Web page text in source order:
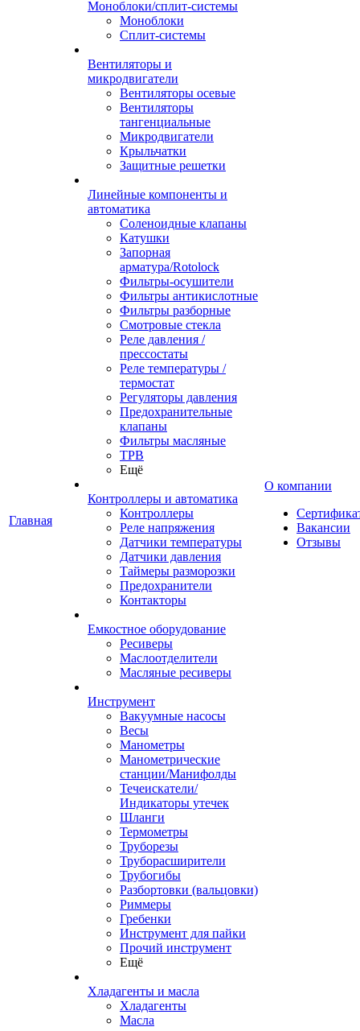
Главная
Моноблоки/сплит-системы
Моноблоки
Сплит-системы
Вентиляторы и
микродвигатели
Вентиляторы осевые
Вентиляторы
тангенциальные
Микродвигатели
Крыльчатки
Защитные решетки
Линейные компоненты и
автоматика
Соленоидные клапаны
Катушки
Запорная
арматура/Rotolock
Фильтры-осушители
Фильтры антикислотные
Фильтры разборные
Смотровые стекла
Реле давления /
прессостаты
Реле температуры /
термостат
Регуляторы давления
Предохранительные
клапаны
Фильтры масляные
ТРВ
Ещё
Контроллеры и автоматика
Контроллеры
Реле напряжения
Датчики температуры
Датчики давления
Таймеры разморозки
Предохранители
Контакторы
Емкостное оборудование
Ресиверы
Маслоотделители
Масляные ресиверы
Инструмент
Вакуумные насосы
Весы
Манометры
Манометрические
станции/Манифолды
Течеискатели/
Индикаторы утечек
Шланги
Термометры
Труборезы
Труборасширители
Трубогибы
Разбортовки (вальцовки)
Риммеры
Гребенки
Инструмент для пайки
Прочий инструмент
Ещё
Хладагенты и масла
Хладагенты
Масла
О компании
Вакансии
Отзывы